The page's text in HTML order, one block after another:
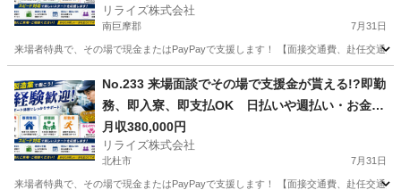
部品の製造・加工のお仕事♪
リライズ株式会社
南巨摩郡 7月31日
来場者特典で、その場で現金またはPayPayで支援します！ 【面接交通費、赴任交通
No.233 来場面談でその場で支援金が貰える!?即勤
務、即入寮、即支払OK 日払いや週払い・お金住
む場所に困ってる方必見の案件です！簡単な電子
部品の製造・加工のお仕事♪
月収380,000円
リライズ株式会社
北杜市 7月31日
来場者特典で、その場で現金またはPayPayで支援します！ 【面接交通費、赴任交通